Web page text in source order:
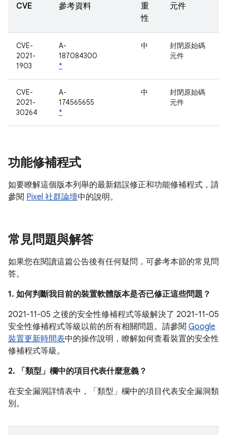
CVE 參考資料
重
性
元件
CVE-
2021-
1903
A-
187084300
*
中
封閉原始碼
元件
CVE-
2021-
30264
A-
174565655
*
中
封閉原始碼
元件
功能修補程式
如要瞭解這個版本列舉的最新錯誤修正和功能修補程式，請
參閱 Pixel 社群論壇中的說明。
常見問題與解答
如果您在閱讀這篇公告後有任何疑問，可參考本節的常見問
答。
1. 如何判斷我目前的裝置軟體版本是否已修正這些問題？
2021-11-05 之後的安全性修補程式等級解決了 2021-11-05
安全性修補程式等級以前的所有相關問題。請參閱 Google
裝置更新時間表中的操作說明，瞭解如何查看裝置的安全性
修補程式等級。
2. 「類型」 欄中的項目代表什麼意義？
在安全漏洞詳情表中，「類型」 欄中的項目代表安全漏洞類
別。